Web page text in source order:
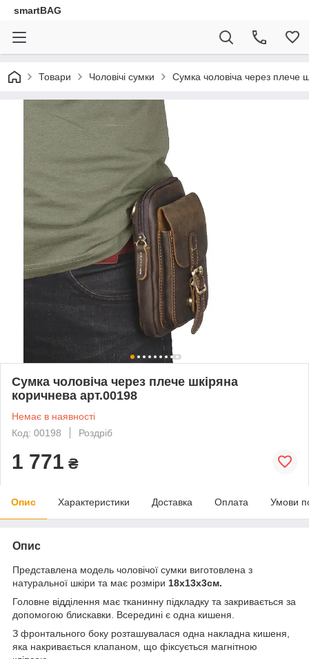
smartBAG
Товари Чоловічі сумки Сумка чоловіча через плече
Сумка чоловіча через плече шкіряна
коричнева арт.00198
Немає в наявності
Код: 00198
Роздріб
1 771 ₴
Опис Характеристики Доставка Оплата Умови
Опис
Представлена модель чоловічої сумки виготовлена з
натуральної шкіри та має розміри 18х13х3см.
Головне відділення має тканинну підкладку та закривається за
допомогою блискавки. Всередині є одна кишеня.
З фронтального боку розташувалася одна накладна кишеня,
яка накривається клапаном, що фіксується магнітною